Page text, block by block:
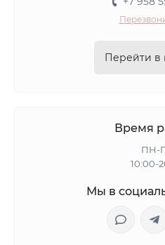
Перейти в
Время
ПН-
10:00-
Мы в